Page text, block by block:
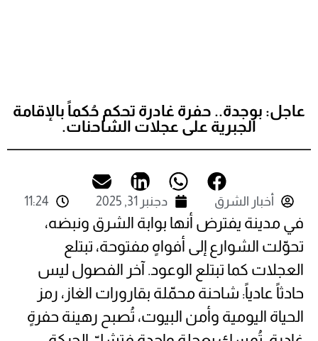
عاجل: بوجدة.. حفرة غادرة تحكم حُكماً بالإقامة
الجبرية على عجلات الشاحنات.
أخبار الشرق دجنبر 31, 2025 11:24
في مدينة يفترض أنها بوابة الشرق ونبضه،
تحوّلت الشوارع إلى أفواهٍ مفتوحة، تبتلع
العجلات كما تبتلع الوعود. آخر الفصول ليس
حادثاً عادياً: شاحنة محمّلة بقارورات الغاز، رمز
الحياة اليومية وأمن البيوت، تُصبح رهينة حفرةٍ